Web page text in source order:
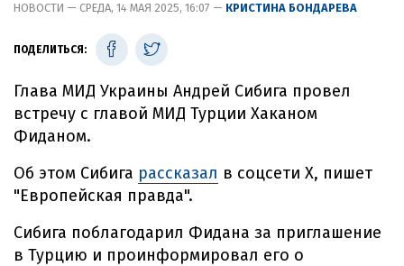
НОВОСТИ — СРЕДА, 14 МАЯ 2025, 16:07 — КРИСТИНА БОНДАРЕВА
ПОДЕЛИТЬСЯ:
Глава МИД Украины Андрей Сибига провел
встречу с главой МИД Турции Хаканом
Фиданом.
Об этом Сибига рассказал в соцсети Х, пишет
"Европейская правда".
Сибига поблагодарил Фидана за приглашение
в Турцию и проинформировал его о